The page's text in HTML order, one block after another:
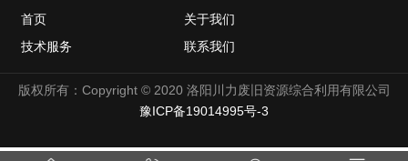
首页
关于我们
技术服务
联系我们
版权所有：Copyright © 2020 洛阳川力废旧资源综合利用有限公司
豫ICP备19014995号-3